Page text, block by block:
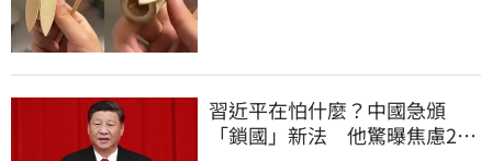
習近平在怕什麼？中國急頒
「鎖國」新法 他驚曝焦慮2